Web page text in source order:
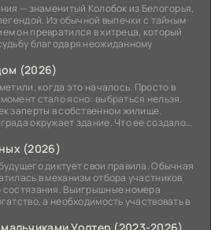
— знаменитый Колобок из Белогорья,
Из обычной выпечки с тайным
он превратился в хитреца, который
благодаря неожиданному
(2026)
когда это началось. Просто в
стало ясно: выбраться нельзя.
заперты в собственном жилище.
окружает здание. Что ее создало
(2026)
диктует свои правила. Обычная
в механизм отбора участников
состязания. Выигрышные номера
а необходимость участвовать в